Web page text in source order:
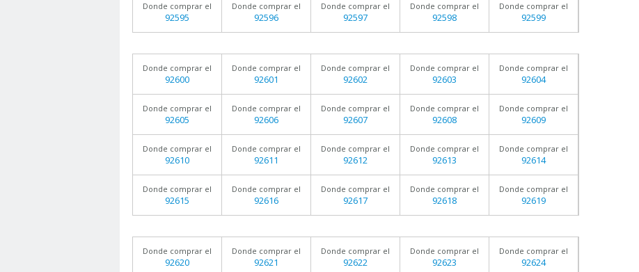
Donde comprar el
92595
Donde comprar el
92596
Donde comprar el
92597
Donde comprar el
92598
Donde comprar el
92599
Donde comprar el
92600
Donde comprar el
92601
Donde comprar el
92602
Donde comprar el
92603
Donde comprar el
92604
Donde comprar el
92605
Donde comprar el
92606
Donde comprar el
92607
Donde comprar el
92608
Donde comprar el
92609
Donde comprar el
92610
Donde comprar el
92611
Donde comprar el
92612
Donde comprar el
92613
Donde comprar el
92614
Donde comprar el
92615
Donde comprar el
92616
Donde comprar el
92617
Donde comprar el
92618
Donde comprar el
92619
Donde comprar el
92620
Donde comprar el
92621
Donde comprar el
92622
Donde comprar el
92623
Donde comprar el
92624